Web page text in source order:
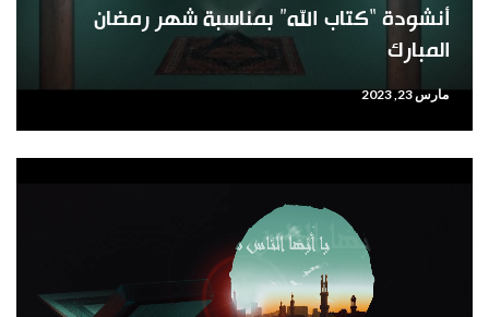
أنشودة “كتاب الله” بمناسبة شهر رمضان
المبارك
مارس 23, 2023